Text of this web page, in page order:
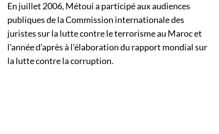
En juillet 2006, Métoui a participé aux audiences
publiques de la Commission internationale des
juristes sur la lutte contre le terrorisme au Maroc et
l’année d’après à l’élaboration du rapport mondial sur
la lutte contre la corruption.